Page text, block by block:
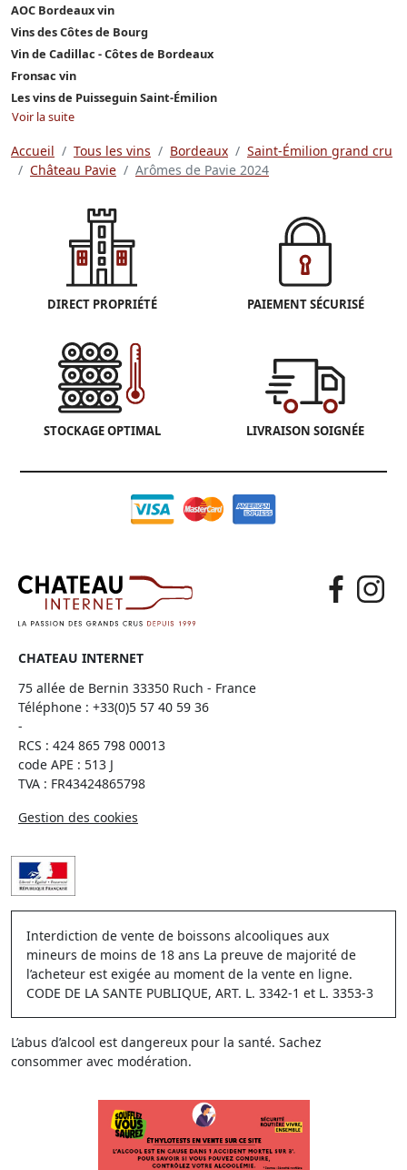
AOC Bordeaux vin
Vins des Côtes de Bourg
Vin de Cadillac - Côtes de Bordeaux
Fronsac vin
Les vins de Puisseguin Saint-Émilion
Voir la suite
Accueil Tous les vins Bordeaux
Saint-Émilion grand cru
Château Pavie
Arômes de Pavie 2024
DIRECT PROPRIÉTÉ PAIEMENT SÉCURISÉ
STOCKAGE OPTIMAL LIVRAISON SOIGNÉE
CHATEAU INTERNET
75 allée de Bernin 33350 Ruch - France
Téléphone : +33(0)5 57 40 59 36
-
RCS : 424 865 798 00013
code APE : 513 J
TVA : FR43424865798
Gestion des cookies
Interdiction de vente de boissons alcooliques aux
mineurs de moins de 18 ans La preuve de majorité de
l’acheteur est exigée au moment de la vente en ligne.
CODE DE LA SANTE PUBLIQUE, ART. L. 3342-1 et L. 3353-3
L’abus d’alcool est dangereux pour la santé. Sachez
consommer avec modération.